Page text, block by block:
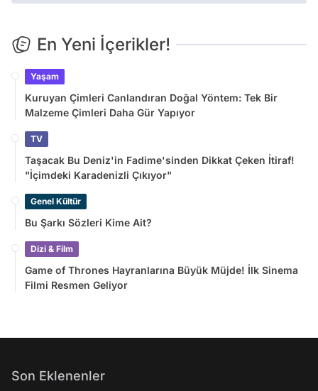
En Yeni İçerikler!
Yaşam
Kuruyan Çimleri Canlandıran Doğal Yöntem: Tek Bir
Malzeme Çimleri Daha Gür Yapıyor
TV
Taşacak Bu Deniz'in Fadime'sinden Dikkat Çeken İtiraf!
"İçimdeki Karadenizli Çıkıyor"
Genel Kültür
Bu Şarkı Sözleri Kime Ait?
Dizi & Film
Game of Thrones Hayranlarına Büyük Müjde! İlk Sinema
Filmi Resmen Geliyor
Son Eklenenler